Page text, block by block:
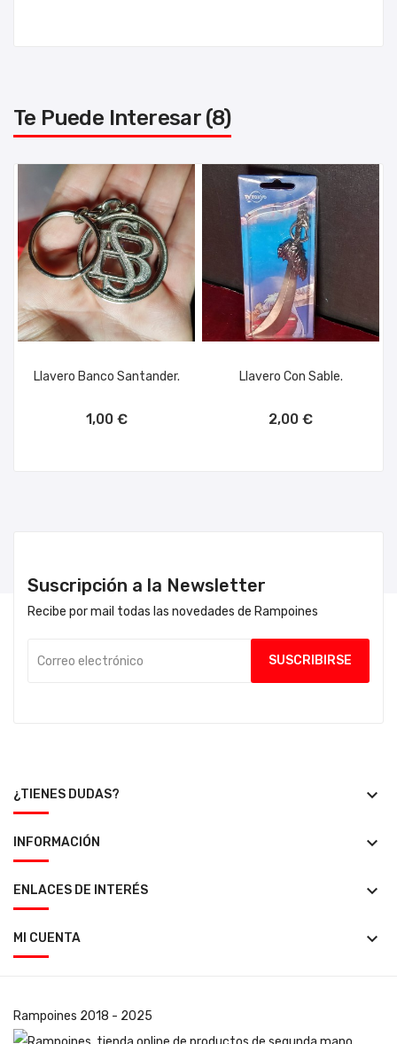
Te Puede Interesar (8)
Llavero Banco Santander.
1,00 €
Llavero Con Sable.
2,00 €
Suscripción a la Newsletter
Recibe por mail todas las novedades de Rampoines
¿TIENES DUDAS? keyboard_arrow_down
INFORMACIÓN keyboard_arrow_down
ENLACES DE INTERÉS keyboard_arrow_down
MI CUENTA keyboard_arrow_down
Rampoines 2018 - 2025